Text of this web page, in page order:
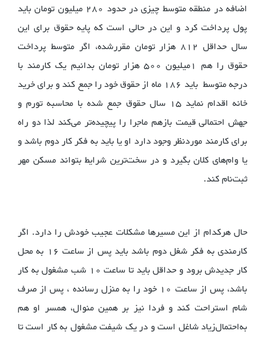
اضافه در منطقه متوسط چیزی در حدود 280 میلیون تومان باید
پول پرداخت کرد و این در حالی است که پایه حقوق برای این
سال حداقل 812 هزار تومان مقررشده، اگر متوسط پرداخت
حقوق را هم 1میلیون 500 هزار تومان بدانیم یک کارمند با
درجه متوسط باید 186 ماه از حقوق خود را جمع کند و برای خرید
خانه اقدام نماید 15 سال حقوق جمع شده با محاسبه تورم و
جهش احتمالی قیمت بازهم ماجرا را پیچیده‌تر می‌کند لذا دو راه
برای کارمند موردنظر وجود دارد او یا باید به فکر کار دوم باشد و
یا وام‌های کلان بگیرد و در سخت‌ترین شرایط بتواند مسکن مهر
ثبت‌نام کند.
حال هرکدام از این مسیرها مشکلات عجیب خودش را دارد. اگر
کارمندی به فکر شغل دوم باشد باید پس از ساعت 16 به محل
کار جدیدش برود و حداقل باید تا ساعت 10 شب مشغول به کار
باشد، پس از ساعت 10 خود را به منزل رسانده ، پس از صرف
شام استراحت کند و فردا نیز بر همین منوال، همسر او هم
به‌احتمال‌زیاد شاغل است و در یک شیفت مشغول به کار است تا